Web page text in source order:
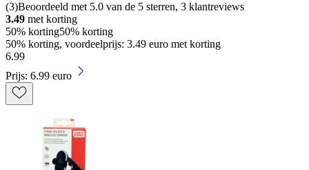
(3)Beoordeeld met 5.0 van de 5 sterren, 3 klantreviews
3.49 met korting
50% korting50% korting
50% korting, voordeelprijs: 3.49 euro met korting
6.99
Prijs: 6.99 euro